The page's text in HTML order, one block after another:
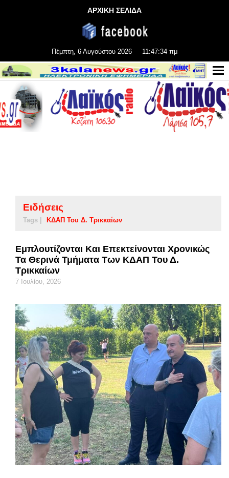
ΑΡΧΙΚΗ ΣΕΛΙΔΑ
Πέμπτη, 6 Αυγούστου 2026 11:47:34 πμ
Ειδήσεις
Tags | ΚΔΑΠ Του Δ. Τρικκαίων
Εμπλουτίζονται Και Επεκτείνονται Χρονικώς
Τα Θερινά Τμήματα Των ΚΔΑΠ Του Δ.
Τρικκαίων
7 Ιουλίου, 2026